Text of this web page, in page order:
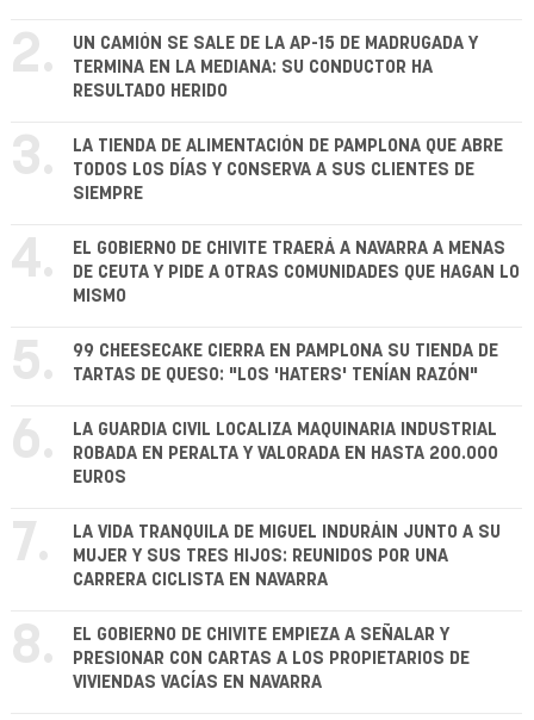
2.
UN CAMIÓN SE SALE DE LA AP-15 DE MADRUGADA Y
TERMINA EN LA MEDIANA: SU CONDUCTOR HA
RESULTADO HERIDO
3.
LA TIENDA DE ALIMENTACIÓN DE PAMPLONA QUE ABRE
TODOS LOS DÍAS Y CONSERVA A SUS CLIENTES DE
SIEMPRE
4.
EL GOBIERNO DE CHIVITE TRAERÁ A NAVARRA A MENAS
DE CEUTA Y PIDE A OTRAS COMUNIDADES QUE HAGAN LO
MISMO
5.
99 CHEESECAKE CIERRA EN PAMPLONA SU TIENDA DE
TARTAS DE QUESO: "LOS 'HATERS' TENÍAN RAZÓN"
6.
LA GUARDIA CIVIL LOCALIZA MAQUINARIA INDUSTRIAL
ROBADA EN PERALTA Y VALORADA EN HASTA 200.000
EUROS
7.
LA VIDA TRANQUILA DE MIGUEL INDURÁIN JUNTO A SU
MUJER Y SUS TRES HIJOS: REUNIDOS POR UNA
CARRERA CICLISTA EN NAVARRA
8.
EL GOBIERNO DE CHIVITE EMPIEZA A SEÑALAR Y
PRESIONAR CON CARTAS A LOS PROPIETARIOS DE
VIVIENDAS VACÍAS EN NAVARRA